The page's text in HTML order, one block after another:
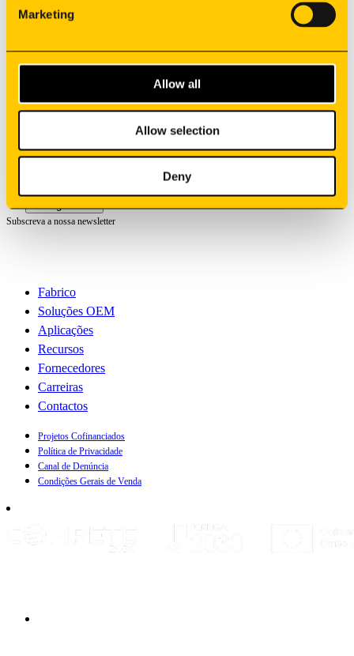
Marketing
Allow all
Allow selection
Deny
Carreiras
Canal de Denúncia
Condições Gerais de Venda
Synere
Subscreva a nossa newsletter
Fabrico
Soluções OEM
Aplicações
Recursos
Fornecedores
Carreiras
Contactos
Projetos Cofinanciados
Política de Privacidade
Canal de Denúncia
Condições Gerais de Venda